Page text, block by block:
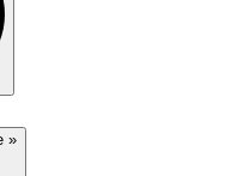
»